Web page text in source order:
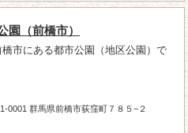
園（前橋市）
市にある都市公園（地区公園）で
0001 群馬県前橋市荻窪町７８５−２